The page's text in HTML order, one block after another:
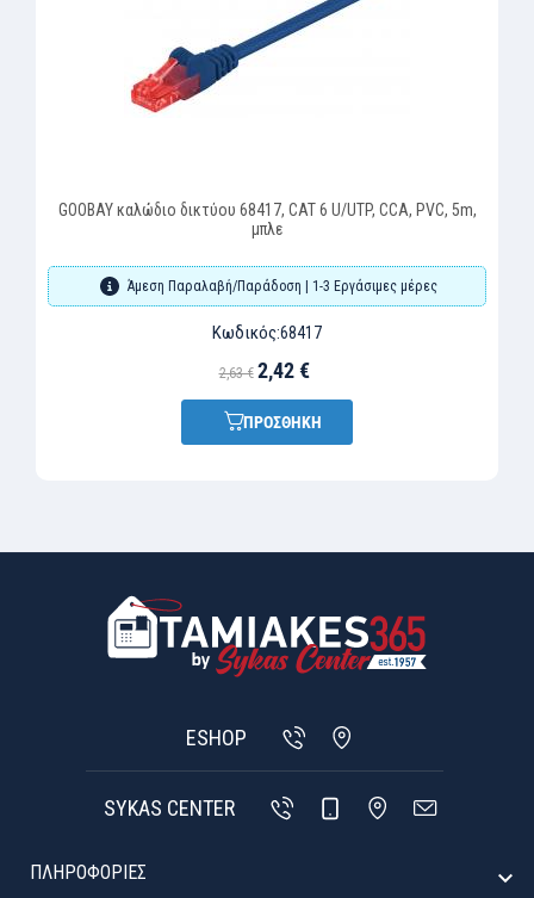
GΟOBAY καλώδιο δικτύου 68417, CAT 6 U/UTP, CCA, PVC, 5m,
μπλε
Άμεση Παραλαβή/Παράδοση | 1-3 Εργάσιμες μέρες
Κωδικός:68417
2,63 € 2,42 €
ΠΡΟΣΘΗΚΗ
ESHOP
SYKAS CENTER
ΠΛΗΡΟΦΟΡΙΕΣ 